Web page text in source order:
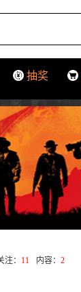
抽奖
注： 11 内容： 2